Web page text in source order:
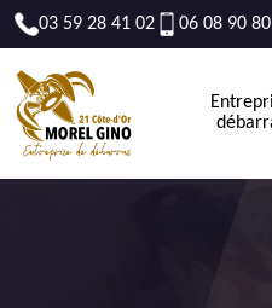
03 59 28 41 02 06 08 90